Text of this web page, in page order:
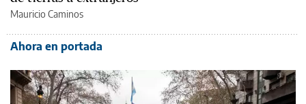
Mauricio Caminos
Ahora en portada